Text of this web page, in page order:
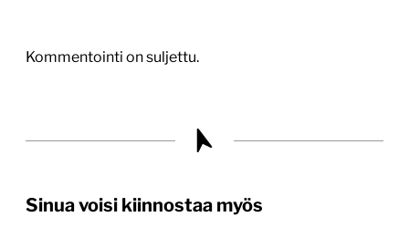
Kommentointi on suljettu.
Sinua voisi kiinnostaa myös